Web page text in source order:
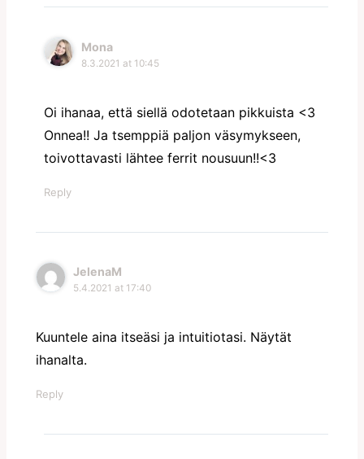
Mona
8.3.2021 at 10:45
Oi ihanaa, että siellä odotetaan pikkuista <3
Onnea!! Ja tsemppiä paljon väsymykseen,
toivottavasti lähtee ferrit nousuun!!<3
Reply
JelenaM
5.4.2021 at 17:40
Kuuntele aina itseäsi ja intuitiotasi. Näytät
ihanalta.
Reply